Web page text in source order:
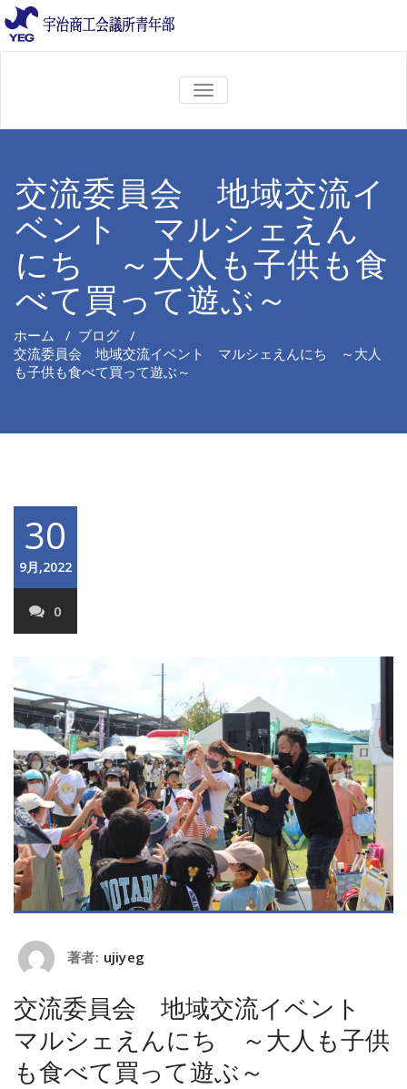
ナ
ビ
り
替
え
交流委員会 地域交流イ
ベント マルシェえん
にち ～大人も子供も食
べて買って遊ぶ～
ホーム / ブログ /
交流委員会 地域交流イベント マルシェえんにち ～大人
も子供も食べて買って遊ぶ～
30
9月,2022
0
著者: ujiyeg
交流委員会 地域交流イベント
マルシェえんにち ～大人も子供
も食べて買って遊ぶ～